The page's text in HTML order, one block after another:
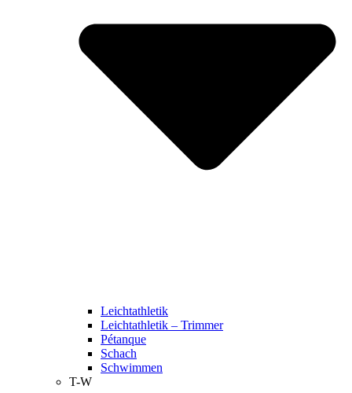
Leichtathletik
Leichtathletik – Trimmer
Pétanque
Schach
Schwimmen
T-W